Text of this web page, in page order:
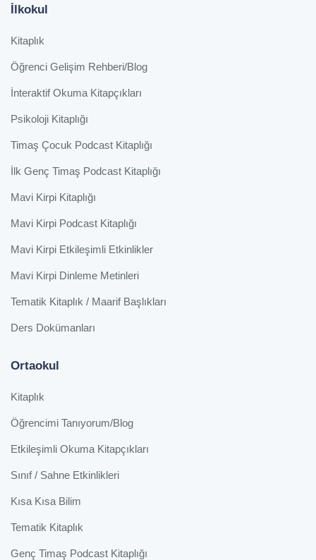
İlkokul
Kitaplık
Öğrenci Gelişim Rehberi/Blog
İnteraktif Okuma Kitapçıkları
Psikoloji Kitaplığı
Timaş Çocuk Podcast Kitaplığı
İlk Genç Timaş Podcast Kitaplığı
Mavi Kirpi Kitaplığı
Mavi Kirpi Podcast Kitaplığı
Mavi Kirpi Etkileşimli Etkinlikler
Mavi Kirpi Dinleme Metinleri
Tematik Kitaplık / Maarif Başlıkları
Ders Dokümanları
Ortaokul
Kitaplık
Öğrencimi Tanıyorum/Blog
Etkileşimli Okuma Kitapçıkları
Sınıf / Sahne Etkinlikleri
Kısa Kısa Bilim
Tematik Kitaplık
Genç Timaş Podcast Kitaplığı